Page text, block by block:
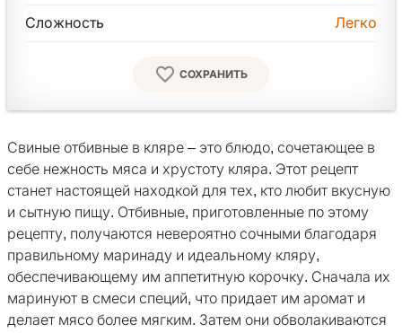
Сложность Легко
СОХРАНИТЬ
Свиные отбивные в кляре – это блюдо, сочетающее в
себе нежность мяса и хрустоту кляра. Этот рецепт
станет настоящей находкой для тех, кто любит вкусную
и сытную пищу. Отбивные, приготовленные по этому
рецепту, получаются невероятно сочными благодаря
правильному маринаду и идеальному кляру,
обеспечивающему им аппетитную корочку. Сначала их
маринуют в смеси специй, что придает им аромат и
делает мясо более мягким. Затем они обволакиваются